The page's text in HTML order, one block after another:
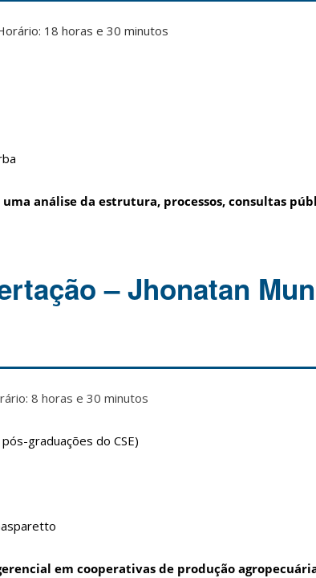
18 horas e 30 minutos
análise da estrutura, processos, consultas
– Jhonatan
8 horas e 30 minutos
graduações do CSE)
em cooperativas de produção